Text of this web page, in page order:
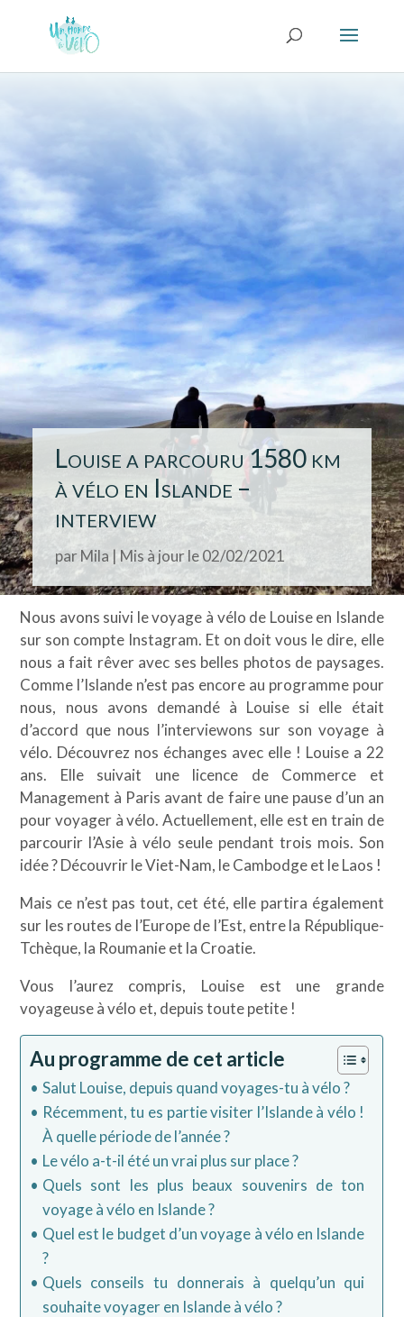
Louise a parcouru 1580 km
à vélo en Islande –
interview
parMila |Mis à jour le 02/02/2021
Nous avons suivi le voyage à vélo de Louise en Islande
sur son compte Instagram. Et on doit vous le dire, elle
nous a fait rêver avec ses belles photos de paysages.
Comme l’Islande n’est pas encore au programme pour
nous, nous avons demandé à Louise si elle était
d’accord que nous l’interviewons sur son voyage à
vélo. Découvrez nos échanges avec elle ! Louise a 22
ans. Elle suivait une licence de Commerce et
Management à Paris avant de faire une pause d’un an
pour voyager à vélo. Actuellement, elle est en train de
parcourir l’Asie à vélo seule pendant trois mois. Son
idée ? Découvrir le Viet-Nam, le Cambodge et le Laos !
Mais ce n’est pas tout, cet été, elle partira également
sur les routes de l’Europe de l’Est, entre la République-
Tchèque, la Roumanie et la Croatie.
Vous l’aurez compris, Louise est une grande
voyageuse à vélo et, depuis toute petite !
Au programme de cet article
Salut Louise, depuis quand voyages-tu à vélo ?
Récemment, tu es partie visiter l’Islande à vélo !
À quelle période de l’année ?
Le vélo a-t-il été un vrai plus sur place ?
Quels sont les plus beaux souvenirs de ton
voyage à vélo en Islande ?
Quel est le budget d’un voyage à vélo en Islande
?
Quels conseils tu donnerais à quelqu’un qui
souhaite voyager en Islande à vélo ?